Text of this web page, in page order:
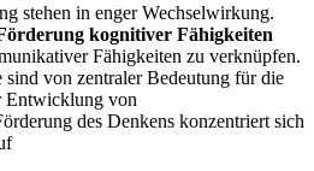
stehen in enger Wechselwirkung.
kognitiver Fähigkeiten
Fähigkeiten zu verknüpfen.
von zentraler Bedeutung für die
Entwicklung von
des Denkens konzentriert sich